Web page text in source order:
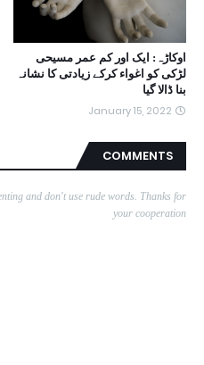
اوکاڑہ: ایک اور کم عمر مسیحی
لڑکی کو اغواء کرکے زیادتی کا نشانہ
بنا ڈالا گیا
January 15, 2022
COMMENTS
and don't use rude words. Thanks for
your cooperation